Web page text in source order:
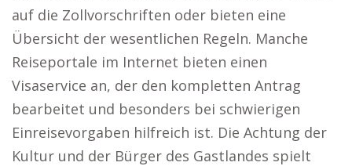
auf die Zollvorschriften oder bieten eine
Übersicht der wesentlichen Regeln. Manche
Reiseportale im Internet bieten einen
Visaservice an, der den kompletten Antrag
bearbeitet und besonders bei schwierigen
Einreisevorgaben hilfreich ist. Die Achtung der
Kultur und der Bürger des Gastlandes spielt